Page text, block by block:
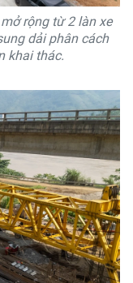
rộng từ 2 làn xe
dải phân cách
khai thác.